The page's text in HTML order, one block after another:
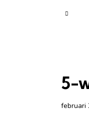
5-
februari